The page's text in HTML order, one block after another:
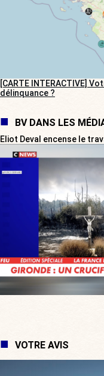
[CARTE INTERACTIVE]
délinquance ?
BV DANS LES
Eliot Deval encense le
VOTRE AVIS